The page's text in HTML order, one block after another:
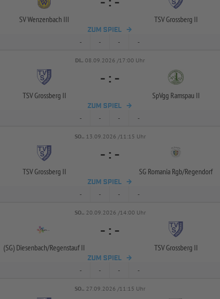
SV Wenzenbach III TSV Grossberg II
ZUM SPIEL
- - - -
DI.. 08.09.2026 /17:00 Uhr
TSV Grossberg II
- : -
SpVgg Ramspau II
ZUM SPIEL
- - - -
SO.. 13.09.2026 /11:15 Uhr
TSV Grossberg II
- : -
SG Romania Rgb/Regendorf
ZUM SPIEL
- - - -
SO.. 20.09.2026 /14:00 Uhr
(SG) Diesenbach/Regenstauf II
- : -
TSV Grossberg II
ZUM SPIEL
- - - -
SO.. 27.09.2026 /11:15 Uhr